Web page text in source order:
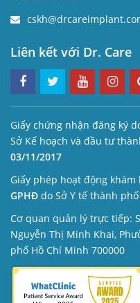
Liên kết với Dr. Care
Giấy chứng nhận đăng ký
Sở Kế hoạch và đầu tư
03/11/2017
Giấy phép hoạt động khám
GPHĐ do Sở Y tế thành
Cơ quan quản lý trực tiếp:
Nguyễn Thị Minh Khai,
phố Hồ Chí Minh 700000